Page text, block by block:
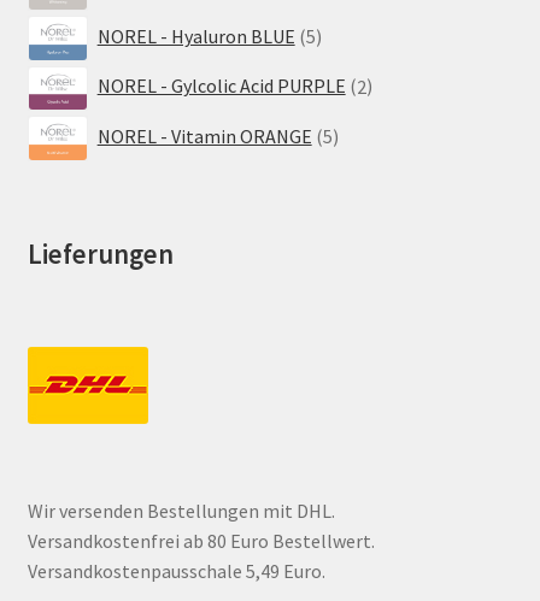
NOREL - Hyaluron BLUE 55
NOREL - Gylcolic Acid PURPLE 22
NOREL - Vitamin ORANGE 55
Lieferungen
Wir versenden Bestellungen mit DHL.
Versandkostenfrei ab 80 Euro Bestellwert.
Versandkostenpausschale 5,49 Euro.